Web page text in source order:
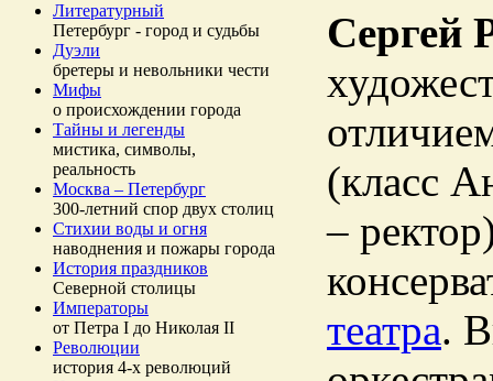
Литературный
Петербург - город и судьбы
Дуэли
бретеры и невольники чести
Мифы
о происхождении города
Тайны и легенды
мистика, символы,
реальность
Москва – Петербург
300-летний спор двух столиц
Стихии воды и огня
наводнения и пожары города
История праздников
Северной столицы
Императоры
от Петра I до Николая II
Революции
история 4-х революций
Сергей
(класс
–
театра.